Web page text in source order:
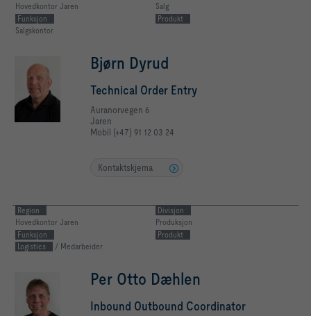
Hovedkontor Jaren
Salg
Funksjon
Salgskontor
Produkt
Bjørn Dyrud
Technical Order Entry
Auranorvegen 6
Jaren
Mobil (+47) 91 12 03 24
Kontaktskjema
Region
Hovedkontor Jaren
Divisjon
Produksjon
Funksjon
Logistics
/ Medarbeider
Produkt
Per Otto Dæhlen
Inbound Outbound Coordinator